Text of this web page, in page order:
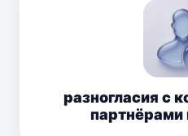
разногласия с
партнёрами